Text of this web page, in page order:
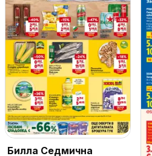
Билла Седмична